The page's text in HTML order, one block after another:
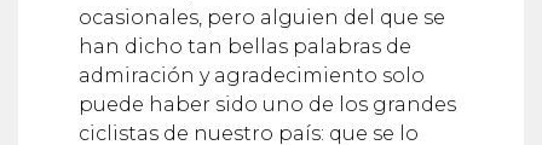
han dicho tan bellas palabras de
admiración y agradecimiento solo
puede haber sido uno de los grandes
ciclistas de nuestro país: que se lo
pregunten si no al que goza de